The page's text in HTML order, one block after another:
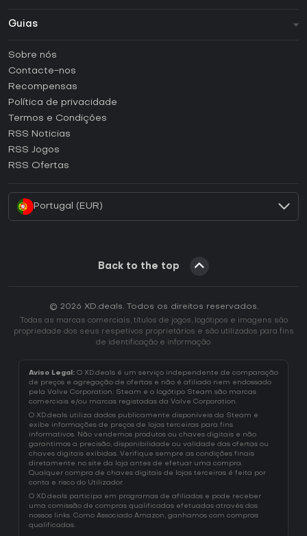
Guias
Como ativar uma CD Key Steam?
Como ativar uma CD Key Epic Games?
Como ativar uma CD Key GOG?
Como ativar uma CD Key Ubisoft Connect?
Sobre nós
Contacte-nos
Recompensas
Política de privacidade
Termos e Condições
RSS Noticias
RSS Jogos
RSS Ofertas
Portugal (EUR)
Back to the top
© 2026 XD.deals. Todos os direitos reservados.
Todas as marcas comerciais, títulos de jogos, logótipos e imagens são
propriedade dos seus respetivos proprietários e são utilizados para fins
de identificação e informação.
Aviso Legal: O XD.deals é um serviço independente de comparação
de preços e agregação de ofertas e não é afiliado nem endossado
pela Valve Corporation. Steam e o logótipo Steam são marcas
comerciais e/ou marcas registadas da Valve Corporation.
O XD.deals utiliza dados publicamente disponíveis da Steam e
exibe informações de preços de lojas terceiras para fins
informativos. Não vendemos produtos ou chaves digitais e não
garantimos a precisão, disponibilidade ou validade das ofertas ou
chaves digitais exibidas. Verifique sempre as condições finais
diretamente no site da loja antes de efetuar uma compra.
Qualquer compra de chaves digitais de lojas terceiras é feita por
conta e risco do Utilizador.
O XD.deals participa em programas de afiliados e pode receber
uma comissão de compras qualificadas efetuadas através dos
nossos links. Como Associado Amazon, ganhamos com compras
qualificadas.